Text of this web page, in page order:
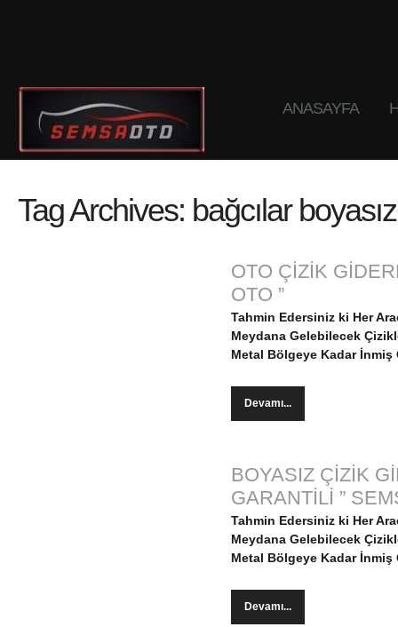
ANASAYFA
Tag Archives: bağcılar
OTO ÇİZİK
OTO ”
Tahmin Edersiniz ki Her
Meydana Gelebilecek
Metal Bölgeye Kadar İnmiş
Devamı...
BOYASIZ ÇİZİK
GARANTİLİ ”
Tahmin Edersiniz ki Her
Meydana Gelebilecek
Metal Bölgeye Kadar İnmiş
Devamı...